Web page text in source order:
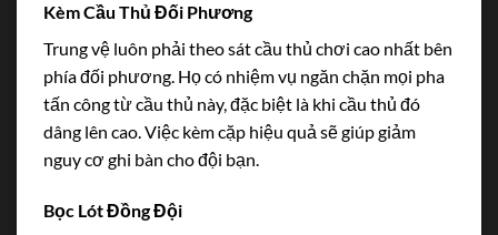
Kèm Cầu Thủ Đối Phương
Trung vệ luôn phải theo sát cầu thủ chơi cao nhất bên
phía đối phương. Họ có nhiệm vụ ngăn chặn mọi pha
tấn công từ cầu thủ này, đặc biệt là khi cầu thủ đó
dâng lên cao. Việc kèm cặp hiệu quả sẽ giúp giảm
nguy cơ ghi bàn cho đội bạn.
Bọc Lót Đồng Đội